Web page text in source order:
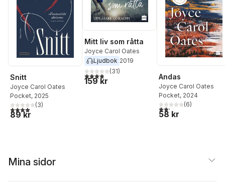
Snitt
Joyce Carol Oates
Pocket, 2025
4,0utav 5 stjärnor. Totalt antal röster:
(3)
89 kr
Mitt liv som råtta
Joyce Carol Oates
Ljudbok 2019
3,9utav 5 stjärnor. Totalt antal röster:
(31)
159 kr Andas
Joyce Carol Oates
Pocket, 2024
2,2utav 5 stjärnor.
(6)
58 kr
Mina sidor